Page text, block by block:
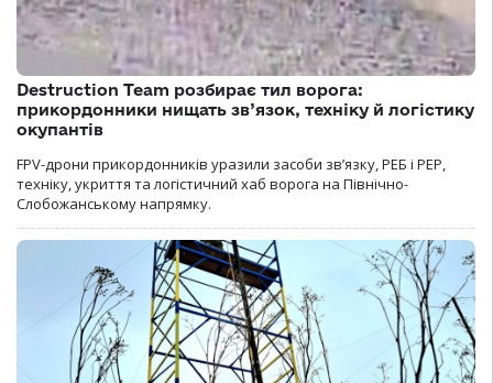
Destruction Team розбирає тил ворога:
прикордонники нищать зв’язок, техніку й логістику
окупантів
FPV-дрони прикордонників уразили засоби зв’язку, РЕБ і РЕР,
техніку, укриття та логістичний хаб ворога на Північно-
Слобожанському напрямку.